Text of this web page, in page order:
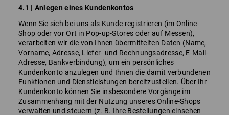
4.1 | Anlegen eines Kundenkontos
Wenn Sie sich bei uns als Kunde registrieren (im Online-
Shop oder vor Ort in Pop-up-Stores oder auf Messen),
verarbeiten wir die von Ihnen übermittelten Daten (Name,
Vorname, Adresse, Liefer- und Rechnungsadresse, E-Mail-
Adresse, Bankverbindung), um ein persönliches
Kundenkonto anzulegen und Ihnen die damit verbundenen
Funktionen und Dienstleistungen bereitzustellen. Über Ihr
Kundenkonto können Sie insbesondere Vorgänge im
Zusammenhang mit der Nutzung unseres Online-Shops
verwalten und steuern (z. B. Ihre Bestellungen einsehen